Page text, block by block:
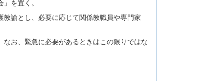
を置く。
諭とし、必要に応じて関係教職員や専門家
お、緊急に必要があるときはこの限りではな